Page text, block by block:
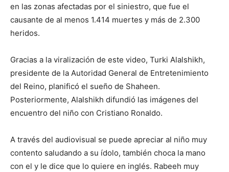
en las zonas afectadas por el siniestro, que fue el
causante de al menos 1.414 muertes y más de 2.300
heridos.
Gracias a la viralización de este video, Turki Alalshikh,
presidente de la Autoridad General de Entretenimiento
del Reino, planificó el sueño de Shaheen.
Posteriormente, Alalshikh difundió las imágenes del
encuentro del niño con Cristiano Ronaldo.
A través del audiovisual se puede apreciar al niño muy
contento saludando a su ídolo, también choca la mano
con el y le dice que lo quiere en inglés. Rabeeh muy